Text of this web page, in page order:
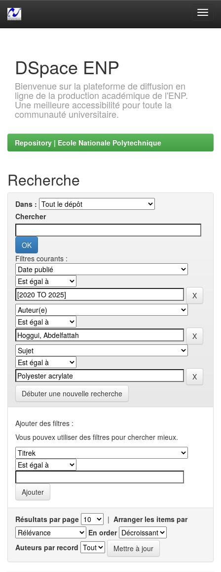
DSpace ENP
Bienvenue sur la plateforme de diffusion en
ligne de la production académique de l'ENP.
Une meilleure accessibilité pour toute la
communauté universitaire.
Repository | Ecole Nationale Polytechnique
Recherche
Dans :
Chercher
Filtres courants :
Débuter une nouvelle recherche
Ajouter des filtres :
Vous pouvex utiliser des filtres pour chercher mieux.
Résultats par page | Arranger les items par
En order
Auteurs par record